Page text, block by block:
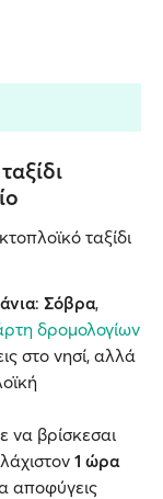
ταξίδι
: Σόβρα,
δρομολογίων
στο νησί, αλλά
να βρίσκεσαι
1 ώρα
αποφύγεις